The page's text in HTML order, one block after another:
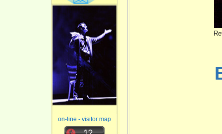
on-line - visitor map